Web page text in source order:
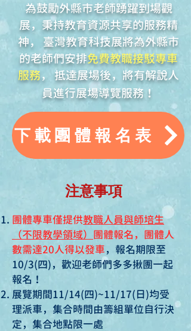
為鼓勵外縣市老師踴躍到場觀
展，秉持教育資源共享的服務精
神， 臺灣教育科技展將為外縣市
的老師們安排免費教職接駁專車
服務， 抵達展場後，將有解說人
員進行展場導覽服務！
下載團體報名表
注意事項
團體專車僅提供教職人員與師培生
（不限教學領域） 團體報名，團體人
數需達20人得以發車，報名期限至
10/3(四)，歡迎老師們多多揪團一起
報名！
展覽期間11/14(四)~11/17(日)均受
理派車，集合時間由籌組單位自行決
定，集合地點限一處